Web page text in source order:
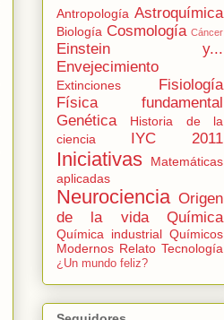
Antropología Astroquímica
Biología Cosmología Cáncer
Einstein y...
Envejecimiento
Extinciones
Fisiología
Física fundamental
Genética
Historia de la
ciencia
IYC 2011
Iniciativas
Matemáticas
aplicadas
Neurociencia Origen
de la vida
Química
Química industrial Químicos
Modernos Relato Tecnología
¿Un mundo feliz?